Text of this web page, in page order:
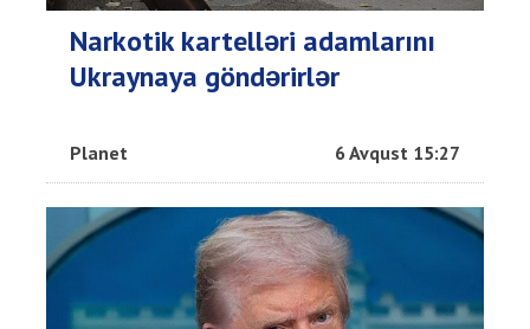
Narkotik kartelləri adamlarını
Ukraynaya göndərirlər
Planet 6 Avqust 15:27